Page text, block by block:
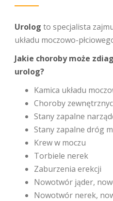
Urolog to specjalista
układu moczowo-
Jakie choroby może
urolog?
Kamica układu
Choroby
Stany zapalne
Stany zapalne dróg
Krew w moczu
Torbiele nerek
Zaburzenia erekcji
Nowotwór jąder,
Nowotwór nerek,